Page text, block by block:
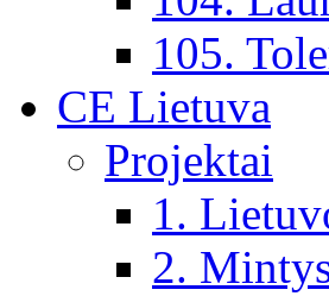
105.
CE Lietuva
Projektai
1.
2.